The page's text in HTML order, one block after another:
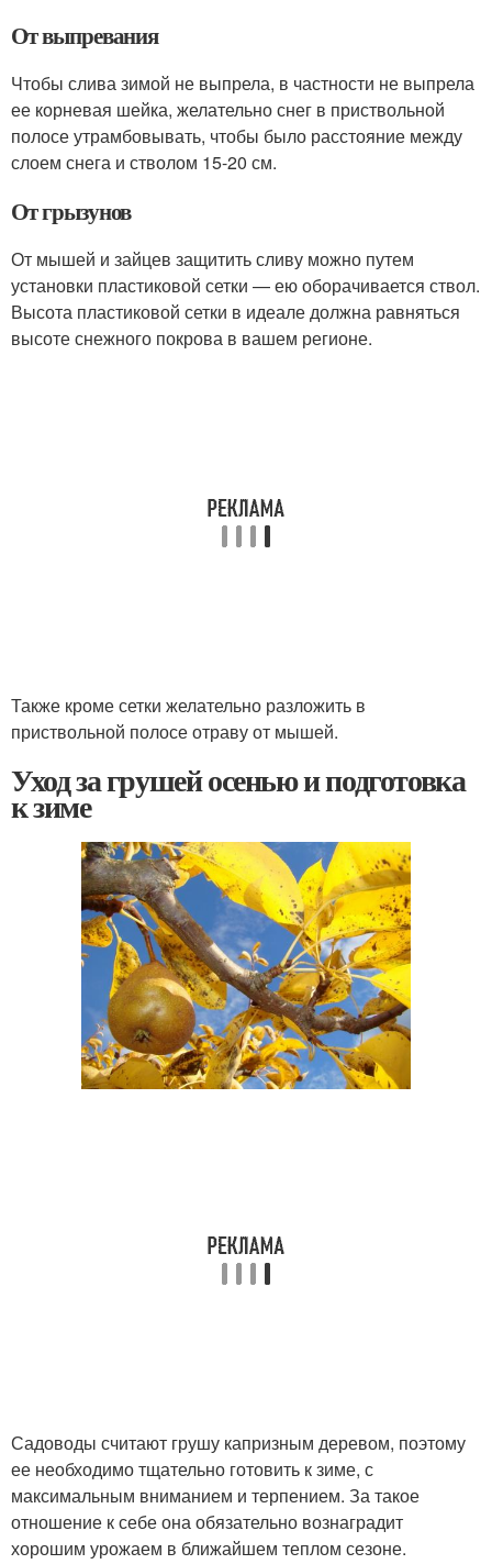
От выпревания
Чтобы слива зимой не выпрела, в частности не выпрела
ее корневая шейка, желательно снег в приствольной
полосе утрамбовывать, чтобы было расстояние между
слоем снега и стволом 15-20 см.
От грызунов
От мышей и зайцев защитить сливу можно путем
установки пластиковой сетки — ею оборачивается ствол.
Высота пластиковой сетки в идеале должна равняться
высоте снежного покрова в вашем регионе.
Также кроме сетки желательно разложить в
приствольной полосе отраву от мышей.
Уход за грушей осенью и подготовка
к зиме
Садоводы считают грушу капризным деревом, поэтому
ее необходимо тщательно готовить к зиме, с
максимальным вниманием и терпением. За такое
отношение к себе она обязательно вознаградит
хорошим урожаем в ближайшем теплом сезоне.